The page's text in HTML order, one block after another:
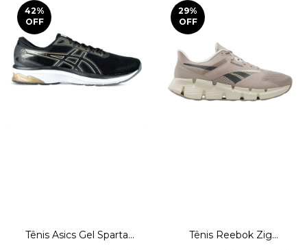
42%
OFF
Tênis Asics Gel Sparta
29%
OFF
Tênis Reebok Zig